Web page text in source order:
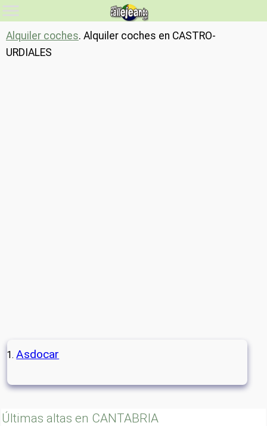
Alquiler coches. Alquiler coches en CASTRO-
URDIALES
Asdocar
Últimas altas en CANTABRIA